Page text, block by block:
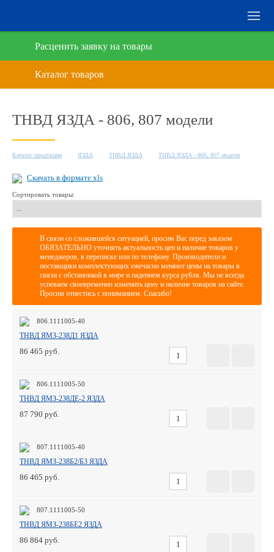
Расценить заявку на товары
ТНВД ЯЗДА - 806, 807 модели
Каталог продукции ЯЗДА ТНВД ЯЗДА ТНВД ЯЗДА - 806, 807 модели
Скачать в формате xls
Сортировать товары:
В связи со сложившейся ситуацией, просим Вас перед заказом
ОБЯЗАТЕЛЬНО уточнять актуальность цен и наличие товаров у
менеджеров, в переписке или по телефону. Производители и
поставщики комплектующих ежечасно меняют цены на товары в
связи с обстановкой в мире и падением курса рубля. Мы не всегда
успеваем своевременно изменить цену и наличие товаров на сайте.
Просим отнестись с пониманием. Спасибо!
806.1111005-40
ТНВД ЯМЗ-238Д1 ЯЗДА
86 465
806.1111005-50
ТНВД ЯМЗ-238ДЕ-2 ЯЗДА
87 790
807.1111005-40
ТНВД ЯМЗ-238Б2/Б3 ЯЗДА
86 465
807.1111005-50
ТНВД ЯМЗ-238БЕ2 ЯЗДА
86 864